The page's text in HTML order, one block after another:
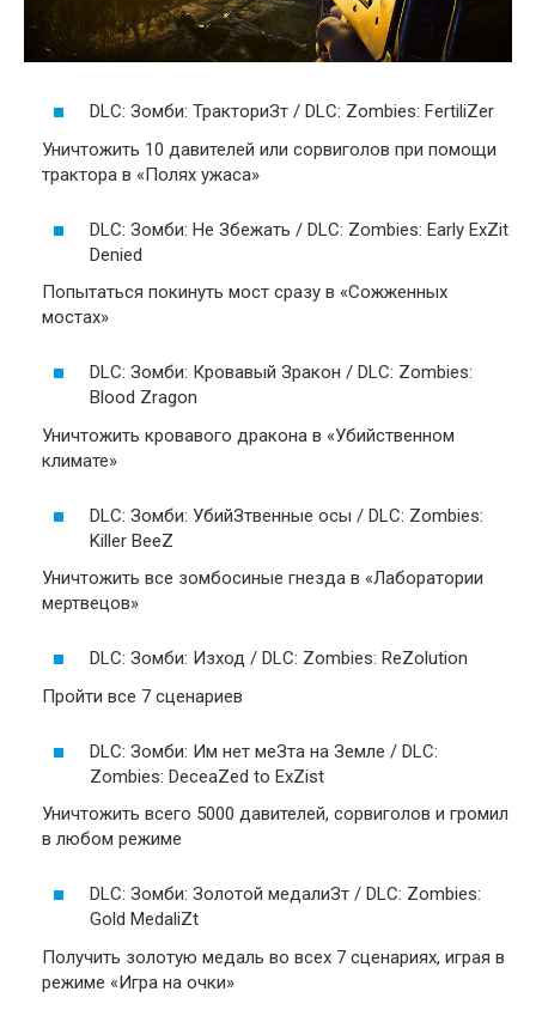
DLC: Зомби: ТракториЗт / DLC: Zombies: FertiliZer
Уничтожить 10 давителей или сорвиголов при помощи
трактора в «Полях ужаса»
DLC: Зомби: Не Збежать / DLC: Zombies: Early ExZit
Denied
Попытаться покинуть мост сразу в «Сожженных
мостах»
DLC: Зомби: Кровавый Зракон / DLC: Zombies:
Blood Zragon
Уничтожить кровавого дракона в «Убийственном
климате»
DLC: Зомби: УбийЗтвенные осы / DLC: Zombies:
Killer BeeZ
Уничтожить все зомбосиные гнезда в «Лаборатории
мертвецов»
DLC: Зомби: Изход / DLC: Zombies: ReZolution
Пройти все 7 сценариев
DLC: Зомби: Им нет меЗта на Земле / DLC:
Zombies: DeceaZed to ExZist
Уничтожить всего 5000 давителей, сорвиголов и громил
в любом режиме
DLC: Зомби: Золотой медалиЗт / DLC: Zombies:
Gold MedaliZt
Получить золотую медаль во всех 7 сценариях, играя в
режиме «Игра на очки»